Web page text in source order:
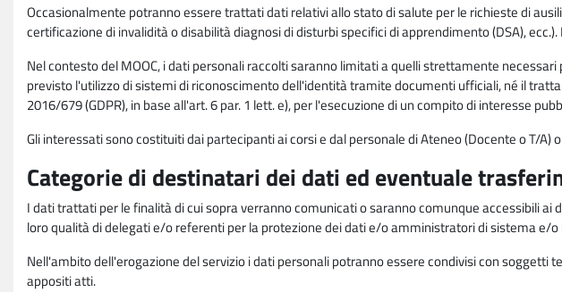
Occasionalmente potranno essere trattati dati relativi allo stato di salute per le richieste di
certificazione di invalidità o disabilità diagnosi di disturbi specifici di apprendimento (DSA),
Nel contesto del MOOC, i dati personali raccolti saranno limitati a quelli strettamente
previsto l'utilizzo di sistemi di riconoscimento dell'identità tramite documenti ufficiali, né il
2016/679 (GDPR), in base all'art. 6 par. 1 lett. e), per l'esecuzione di un compito di interesse
Gli interessati sono costituiti dai partecipanti ai corsi e dal personale di Ateneo (Docente o T/
Categorie di destinatari dei dati ed eventuale
I dati trattati per le finalità di cui sopra verranno comunicati o saranno comunque accessibili
loro qualità di delegati e/o referenti per la protezione dei dati e/o amministratori di sistema
Nell'ambito dell'erogazione del servizio i dati personali potranno essere condivisi con
appositi atti.